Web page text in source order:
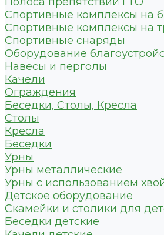
Спортивные комплексы на
Спортивные комплексы на
Спортивные снаряды
Оборудование
Навесы и перголы
Качели
Ограждения
Беседки, Столы, Кресла
Столы
Кресла
Беседки
Урны
Урны металлические
Урны с использованием
Детское оборудование
Скамейки и столики для
Беседки детские